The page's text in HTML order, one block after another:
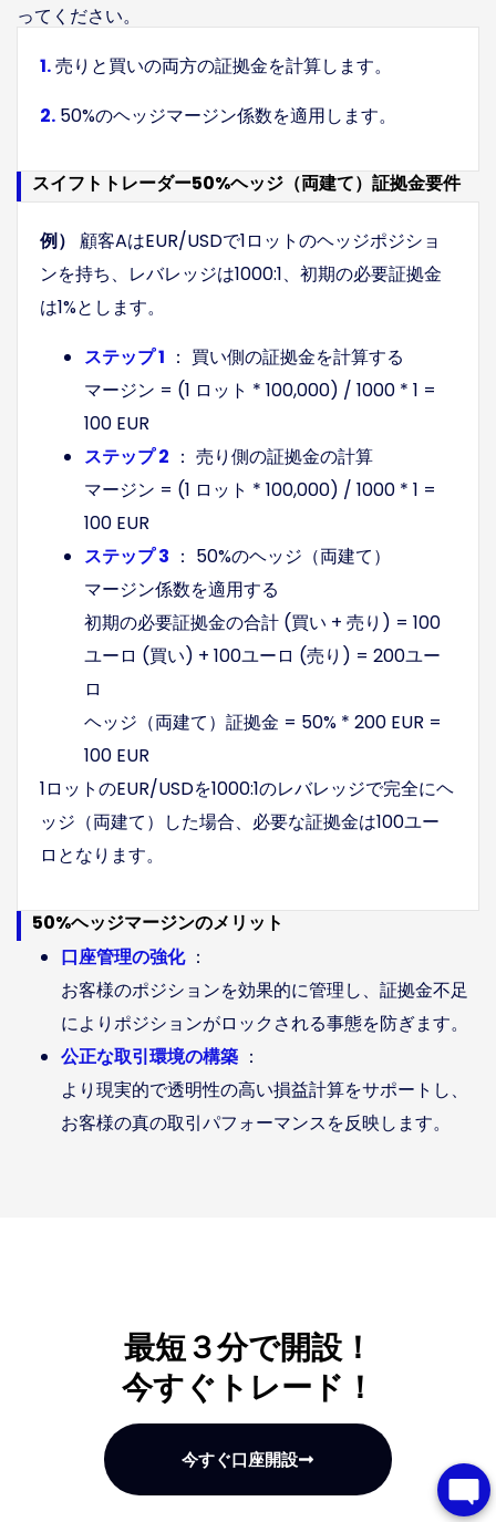
ってください。
1.売りと買いの両方の証拠金を計算します。
2. 50%のヘッジマージン係数を適用します。
スイフトトレーダー50%ヘッジ（両建て）証拠金要件
例） 顧客AはEUR/USDで1ロットのヘッジポジショ
ンを持ち、レバレッジは1000:1、初期の必要証拠金
は1%とします。
ステップ 1 ： 買い側の証拠金を計算する
マージン = (1 ロット * 100,000) / 1000 * 1 =
100 EUR
ステップ 2 ： 売り側の証拠金の計算
マージン = (1 ロット * 100,000) / 1000 * 1 =
100 EUR
ステップ 3 ： 50%のヘッジ（両建て）
マージン係数を適用する
初期の必要証拠金の合計 (買い + 売り) = 100
ユーロ (買い) + 100ユーロ (売り) = 200ユー
ロ
ヘッジ（両建て）証拠金 = 50% * 200 EUR =
100 EUR
1ロットのEUR/USDを1000:1のレバレッジで完全にヘ
ッジ（両建て）した場合、必要な証拠金は100ユー
ロとなります。
50%ヘッジマージンのメリット
口座管理の強化：
お客様のポジションを効果的に管理し、証拠金不足
によりポジションがロックされる事態を防ぎます。
公正な取引環境の構築 ：
より現実的で透明性の高い損益計算をサポートし、
お客様の真の取引パフォーマンスを反映します。
最短３分で開設！
今すぐトレード！
今すぐ口座開設